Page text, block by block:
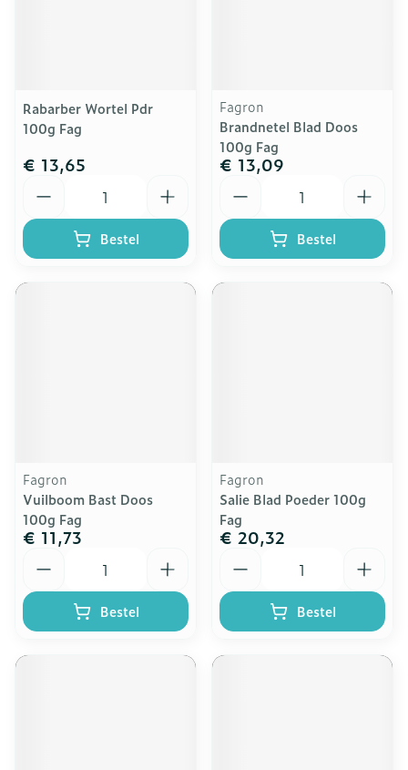
Rabarber Wortel Pdr
100g Fag
€ 13,65
Bestel
Fagron
Brandnetel Blad Doos
100g Fag
€ 13,09
Bestel
Fagron
Vuilboom Bast Doos
100g Fag
€ 11,73
Bestel
Fagron
Salie Blad Poeder 100g
Fag
€ 20,32
Bestel